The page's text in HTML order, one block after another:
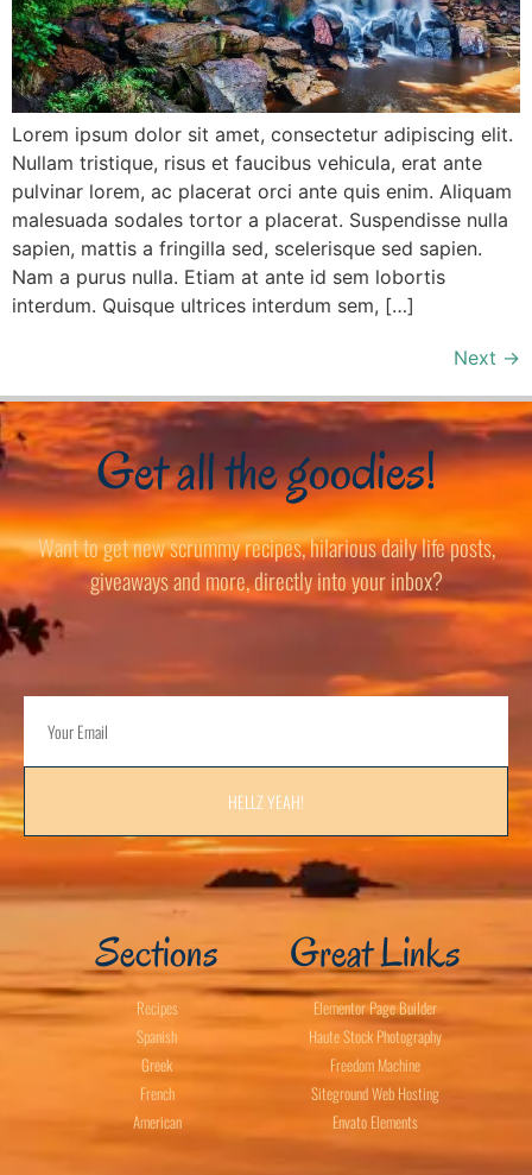
Lorem ipsum dolor sit amet, consectetur adipiscing elit.
Nullam tristique, risus et faucibus vehicula, erat ante
pulvinar lorem, ac placerat orci ante quis enim. Aliquam
malesuada sodales tortor a placerat. Suspendisse nulla
sapien, mattis a fringilla sed, scelerisque sed sapien.
Nam a purus nulla. Etiam at ante id sem lobortis
interdum. Quisque ultrices interdum sem, […]
Next →
Get all the goodies!
Want to get new scrummy recipes, hilarious daily life posts,
giveaways and more, directly into your inbox?
HELLZ YEAH!
Sections
Recipes
Spanish
Greek
French
American
Great Links
Elementor Page Builder
Haute Stock Photography
Freedom Machine
Siteground Web Hosting
Envato Elements